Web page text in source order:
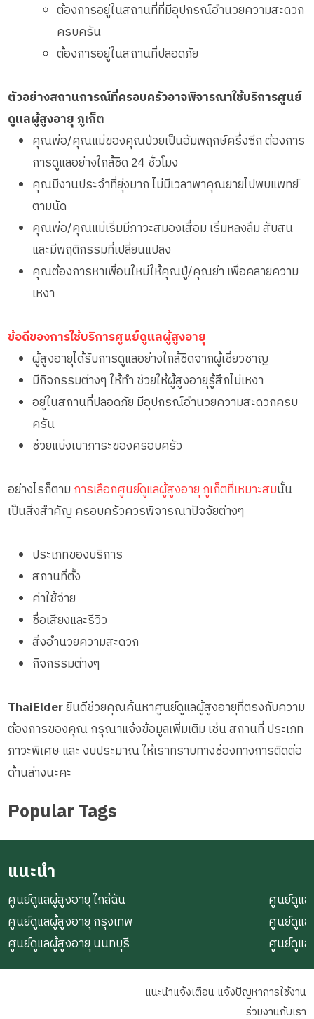
ต้องการอยู่ในสถานที่ที่มีอุปกรณ์อำนวยความสะดวก
ครบครัน
ต้องการอยู่ในสถานที่ปลอดภัย
ตัวอย่างสถานการณ์ที่ครอบครัวอาจพิจารณาใช้บริการศูนย์
ดูแลผู้สูงอายุ ภูเก็ต
คุณพ่อ/คุณแม่ของคุณป่วยเป็นอัมพฤกษ์ครึ่งซีก ต้องการ
การดูแลอย่างใกล้ชิด 24 ชั่วโมง
คุณมีงานประจำที่ยุ่งมาก ไม่มีเวลาพาคุณยายไปพบแพทย์
ตามนัด
คุณพ่อ/คุณแม่เริ่มมีภาวะสมองเสื่อม เริ่มหลงลืม สับสน
และมีพฤติกรรมที่เปลี่ยนแปลง
คุณต้องการหาเพื่อนใหม่ให้คุณปู่/คุณย่า เพื่อคลายความ
เหงา
ข้อดีของการใช้บริการศูนย์ดูแลผู้สูงอายุ
ผู้สูงอายุได้รับการดูแลอย่างใกล้ชิดจากผู้เชี่ยวชาญ
มีกิจกรรมต่างๆ ให้ทำ ช่วยให้ผู้สูงอายุรู้สึกไม่เหงา
อยู่ในสถานที่ปลอดภัย มีอุปกรณ์อำนวยความสะดวกครบ
ครัน
ช่วยแบ่งเบาภาระของครอบครัว
อย่างไรก็ตาม การเลือกศูนย์ดูแลผู้สูงอายุ ภูเก็ตที่เหมาะสมนั้น
เป็นสิ่งสำคัญ ครอบครัวควรพิจารณาปัจจัยต่างๆ
ประเภทของบริการ
สถานที่ตั้ง
ค่าใช้จ่าย
ชื่อเสียงและรีวิว
สิ่งอำนวยความสะดวก
กิจกรรมต่างๆ
ThaiElderยินดีช่วยคุณค้นหาศูนย์ดูแลผู้สูงอายุที่ตรงกับความ
ต้องการของคุณ กรุณาแจ้งข้อมูลเพิ่มเติม เช่น สถานที่ ประเภท
ภาวะพิเศษ และ งบประมาณ ให้เราทราบทางช่องทางการติดต่อ
ด้านล่างนะคะ
Popular Tags
แนะนำ
ศูนย์ดูแลผู้สูงอายุ ใกล้ฉัน
ศูนย์ดูแลผู้สูงอายุ กรุงเทพ
ศูนย์ดูแลผู้สูงอายุ นนทบุรี
ศูนย์ดูแ
ศูนย์ดูแ
ศูนย์ดูแ
แนะนำแจ้งเตือน แจ้งปัญหาการใช้งาน
ร่วมงานกับเรา